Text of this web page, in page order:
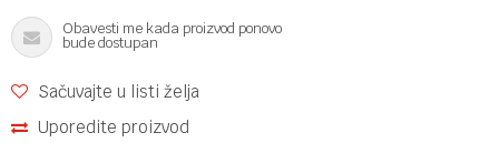
Obavesti me kada proizvod ponovo
bude dostupan
Sačuvajte u listi želja
Uporedite proizvod